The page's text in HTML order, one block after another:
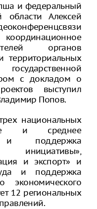
и федеральный
области Алексей
органов
территориальных
с докладом о
выступил
Попов.
национальных
и среднее
и поддержка
инициативы»,
и экспорт» и
и поддержка
экономического
12 региональных